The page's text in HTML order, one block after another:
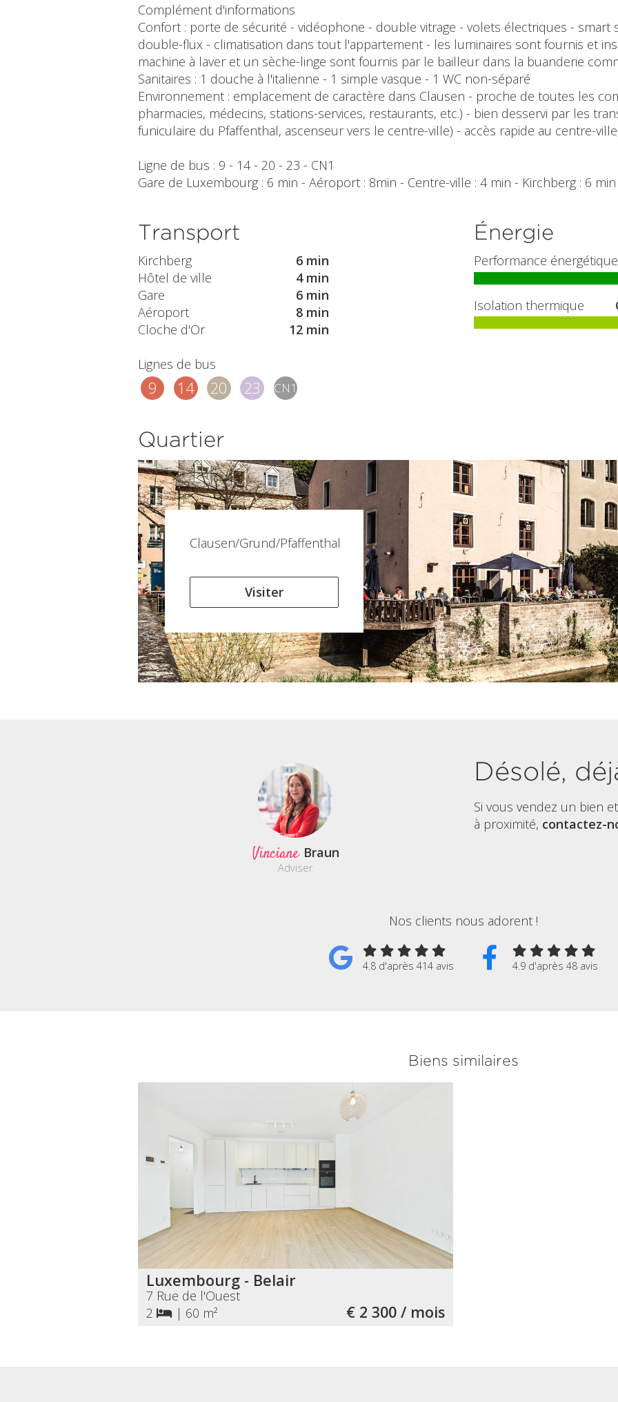
Complément d'informations
Confort : porte de sécurité - vidéophone - double vitrage - volets électriques - smart
double-flux - climatisation dans tout l'appartement - les luminaires sont fournis et
machine à laver et un sèche-linge sont fournis par le bailleur dans la buanderie
Sanitaires : 1 douche à l'italienne - 1 simple vasque - 1 WC non-séparé
Environnement : emplacement de caractère dans Clausen - proche de toutes les
pharmacies, médecins, stations-services, restaurants, etc.) - bien desservi par les
funiculaire du Pfaffenthal, ascenseur vers le centre-ville) - accès rapide au centre-
Ligne de bus : 9 - 14 - 20 - 23 - CN1
Gare de Luxembourg : 6 min - Aéroport : 8min - Centre-ville : 4 min - Kirchberg : 6
Transport
Kirchberg
6 min
Hôtel de ville
4 min
Gare
6 min
Aéroport
8 min
Cloche d'Or
12 min
Lignes de bus
9 14 20 23 CN1
Énergie
Performance énergétique
Isolation thermique
Quartier
Clausen/Grund/Pfaffenthal
Visiter
Vinciane Braun
Adviser
Désolé,
Si vous vendez un bien
à proximité, contactez-
Nos clients nous adorent !
4.8 d'après 414 avis 4.9 d'après 48 avis
Biens similaires
Luxembourg - Belair
7 Rue de l'Ouest
2
| 60 m² € 2 300 / mois